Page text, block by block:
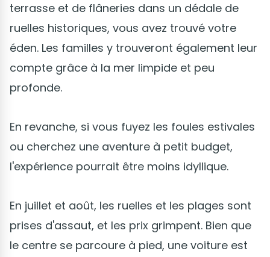
terrasse et de flâneries dans un dédale de
ruelles historiques, vous avez trouvé votre
éden. Les familles y trouveront également leur
compte grâce à la mer limpide et peu
profonde.
En revanche, si vous fuyez les foules estivales
ou cherchez une aventure à petit budget,
l'expérience pourrait être moins idyllique.
En juillet et août, les ruelles et les plages sont
prises d'assaut, et les prix grimpent. Bien que
le centre se parcoure à pied, une voiture est